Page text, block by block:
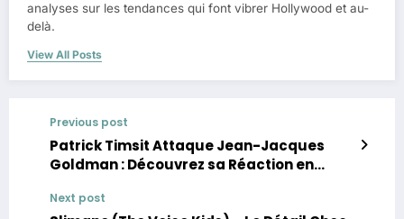
analyses sur les tendances qui font vibrer Hollywood et au-
delà.
View All Posts
Previous post
Patrick Timsit Attaque Jean-Jacques
Goldman : Découvrez sa Réaction en
Next post